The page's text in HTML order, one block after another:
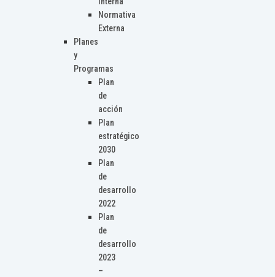
Normativa
Externa
Planes
y
Programas
Plan
de
acción
Plan
estratégico
2030
Plan
de
desarrollo
2022
Plan
de
desarrollo
2023
–